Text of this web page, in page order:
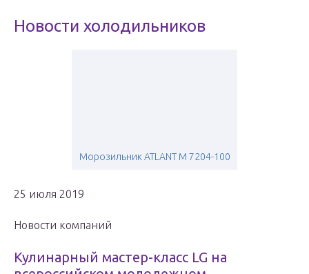
Новости холодильников
Морозильник ATLANT М 7204-100
25 июля 2019
Новости компаний
Кулинарный мастер-класс LG на